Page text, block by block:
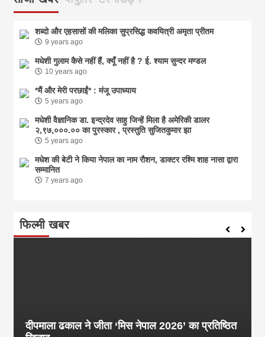
शब्दो और एहसासों की मलिका सुप्रसिद्ध कवयित्री अमृता प्रीतम
9 years ago
मधेशी गुलाम कैसे नहीं हैं, क्यूँ नहीं है ? ई. श्याम सुन्दर मण्डल
10 years ago
*मैं और मेरी परछाईं* : मंजू उपाध्याय
5 years ago
मधेशी वैज्ञानिक डा. इन्द्रदेव साहु जिन्हें मिला है अमेरिकी डालर
२,९७,०००.०० का पुरस्कार , प्रस्तुति सुजितकुमार झा
5 years ago
मधेश की बेटी ने किया नेपाल का नाम राैशन, डाक्टर रश्मि शाह नासा द्वारा
सम्मानित
7 years ago
फिल्मी खबर
दीपमाला ढकाल ने जीता ‘मिस नेपाल 2026’ का प्रतिष्ठित